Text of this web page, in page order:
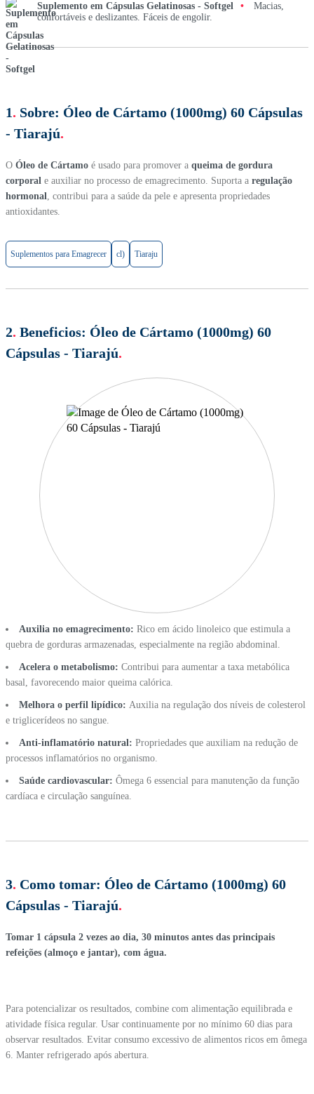
Suplemento em Cápsulas Gelatinosas - Softgel •
Macias,
confortáveis e deslizantes. Fáceis de engolir.
1. Sobre: Óleo de Cártamo (1000mg) 60 Cápsulas
- Tiarajú.
O Óleo de Cártamo é usado para promover a queima de gordura
corporal e auxiliar no processo de emagrecimento. Suporta a regulação
hormonal , contribui para a saúde da pele e apresenta propriedades
antioxidantes.
Suplementos para Emagrecer cl) Tiaraju
2. Beneficios: Óleo de Cártamo (1000mg) 60
Cápsulas - Tiarajú.
Auxilia no emagrecimento: Rico em ácido linoleico que estimula a
quebra de gorduras armazenadas, especialmente na região abdominal.
Acelera o metabolismo: Contribui para aumentar a taxa metabólica
basal, favorecendo maior queima calórica.
Melhora o perfil lipídico: Auxilia na regulação dos níveis de colesterol
e triglicerídeos no sangue.
Anti-inflamatório natural: Propriedades que auxiliam na redução de
processos inflamatórios no organismo.
Saúde cardiovascular: Ômega 6 essencial para manutenção da função
cardíaca e circulação sanguínea.
3. Como tomar: Óleo de Cártamo (1000mg) 60
Cápsulas - Tiarajú.
Tomar 1 cápsula 2 vezes ao dia, 30 minutos antes das principais
refeições (almoço e jantar), com água.
Para potencializar os resultados, combine com alimentação equilibrada e
atividade física regular. Usar continuamente por no mínimo 60 dias para
observar resultados. Evitar consumo excessivo de alimentos ricos em ômega
6. Manter refrigerado após abertura.